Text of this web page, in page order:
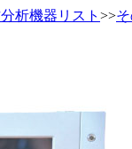
析機器リスト >>